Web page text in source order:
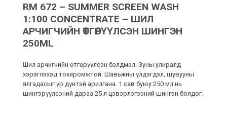
RM 672 – SUMMER SCREEN WASH
1:100 CONCENTRATE – ШИЛ
АРЧИГЧИЙН ӨТГӨРҮҮЛСЭН ШИНГЭН
250ML
Шил арчигчийн өтгөрүүлсэн бэлдмэл. Зуны улиралд
хэрэглэхэд тохиромжтой. Шавьжны үлдэгдэл, шувууны
ялгадасыг үр дүнтэй арилгана. 1 сав буюу 250 мл нь
шингэрүүлсэний дараа 25 л цэвэрлэгээний шингэн болдог.